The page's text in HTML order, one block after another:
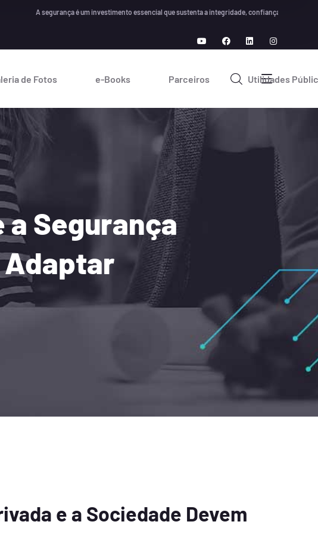
A segurança é um investimento essencial que sustenta a integridade, confiança e crescimento a
de Fotos e-Books Parceiros Utilidades
a Segurança
Adaptar
e a Sociedade Devem